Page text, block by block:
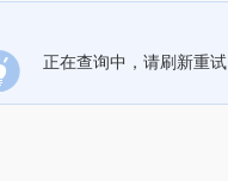
正在查询中，请刷新重试